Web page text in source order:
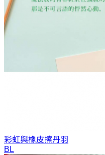
彩虹與橡皮擦丹羽
BL